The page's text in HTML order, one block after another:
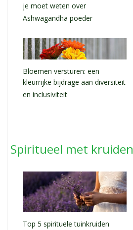
je moet weten over
Ashwagandha poeder
Bloemen versturen: een
kleurrijke bijdrage aan diversiteit
en inclusiviteit
Spiritueel met kruiden
Top 5 spirituele tuinkruiden